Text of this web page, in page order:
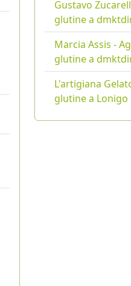
Gustavo
glutine a
Marcia Assis -
glutine a
L'artigiana
glutine a Lonigo